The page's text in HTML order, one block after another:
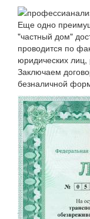
Еще одно
"частный дом"
проводится по
юридических
Заключаем
безналичной